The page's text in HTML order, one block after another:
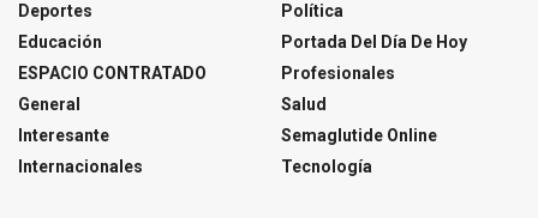
Deportes
Educación
ESPACIO CONTRATADO
General
Interesante
Internacionales
Política
Portada Del Día De Hoy
Profesionales
Salud
Semaglutide Online
Tecnología